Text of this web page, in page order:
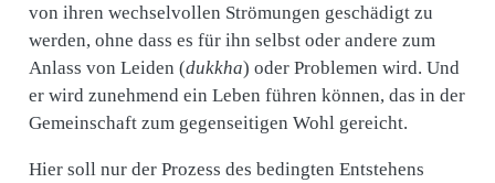
von ihren wechselvollen Strömungen geschädigt zu
werden, ohne dass es für ihn selbst oder andere zum
Anlass von Leiden (dukkha) oder Problemen wird. Und
er wird zunehmend ein Leben führen können, das in der
Gemeinschaft zum gegenseitigen Wohl gereicht.
Hier soll nur der Prozess des bedingten Entstehens